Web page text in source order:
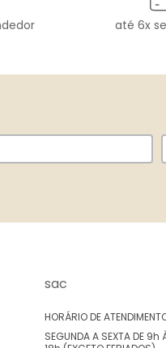
até 6x
sac
HORÁRIO DE
SEGUNDA A SEXTA DE 9h